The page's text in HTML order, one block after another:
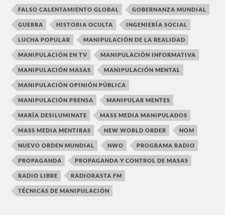
FALSO CALENTAMIENTO GLOBAL GOBERNANZA MUNDIAL
GUERRA HISTORIA OCULTA INGENIERÍA SOCIAL
LUCHA POPULAR MANIPULACIÓN DE LA REALIDAD
MANIPULACIÓN EN TV MANIPULACIÓN INFORMATIVA
MANIPULACIÓN MASAS MANIPULACIÓN MENTAL
MANIPULACIÓN OPINIÓN PÚBLICA
MANIPULACIÓN PRENSA MANIPULAR MENTES
MARÍA DESILUMINATE MASS MEDIA MANIPULADOS
MASS MEDIA MENTIRAS NEW WORLD ORDER NOM
NUEVO ORDEN MUNDIAL NWO PROGRAMA RADIO
PROPAGANDA PROPAGANDA Y CONTROL DE MASAS
RADIO LIBRE RADIORASTA FM
TÉCNICAS DE MANIPULACIÓN